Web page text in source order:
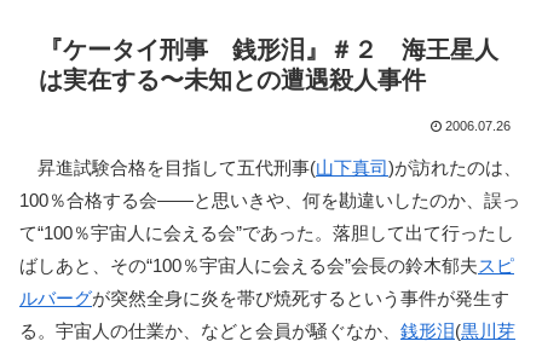
『ケータイ刑事 銭形泪』＃２ 海王星人
は実在する〜未知との遭遇殺人事件
2006.07.26
昇進試験合格を目指して五代刑事(山下真司)が訪れたのは、
100％合格する会――と思いきや、何を勘違いしたのか、誤っ
て“100％宇宙人に会える会”であった。落胆して出て行ったし
ばしあと、その“100％宇宙人に会える会”会長の鈴木郁夫スピ
ルバーグが突然全身に炎を帯び焼死するという事件が発生す
る。宇宙人の仕業か、などと会員が騒ぐなか、 銭形泪(黒川芽